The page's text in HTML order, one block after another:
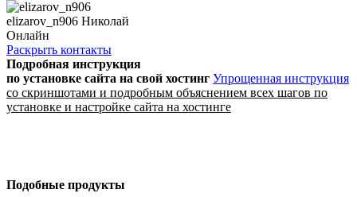
elizarov_n906 Николай
Онлайн
Раскрыть контакты
Подробная инструкция
по установке сайта на свой хостинг Упрощенная инструкция
со скриншотами и подробным объяснением всех шагов по
установке и настройке сайта на хостинге
Подобные продукты